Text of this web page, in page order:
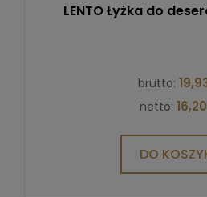
LENTO Łyżka do
brutto:
netto:
DO